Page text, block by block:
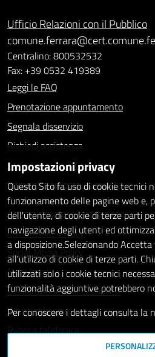
Ufficio Relazioni con il Pubblico
Centralino: 800532532
Fax: +39 0532 419389
Leggi le FAQ
Prenotazione appuntamento
Segnala disservizio
Richiedi assistenza
Statistiche dei Siti web
Intranet - accesso riservato
Amministrazione trasparente
Informativa privacy
Social Media Policy
Note legali
Dichiarazione di accessibilità
Whistleblowing
Rubrica telefonica
Impostazioni privacy
Questo Sito fa uso di cookie tecnici
funzionamento delle pagine web e,
dell'utente, di cookie di terze parti
navigazione degli utenti ed
a disposizione.Selezionando
all'utilizzo di cookie di terze parti.
utilizzati solo i cookie tecnici
funzionalità aggiuntive potrebbero
Per conoscere i dettagli consulta la